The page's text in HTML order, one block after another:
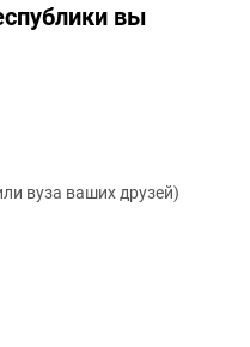
вы
вуза ваших друзей)